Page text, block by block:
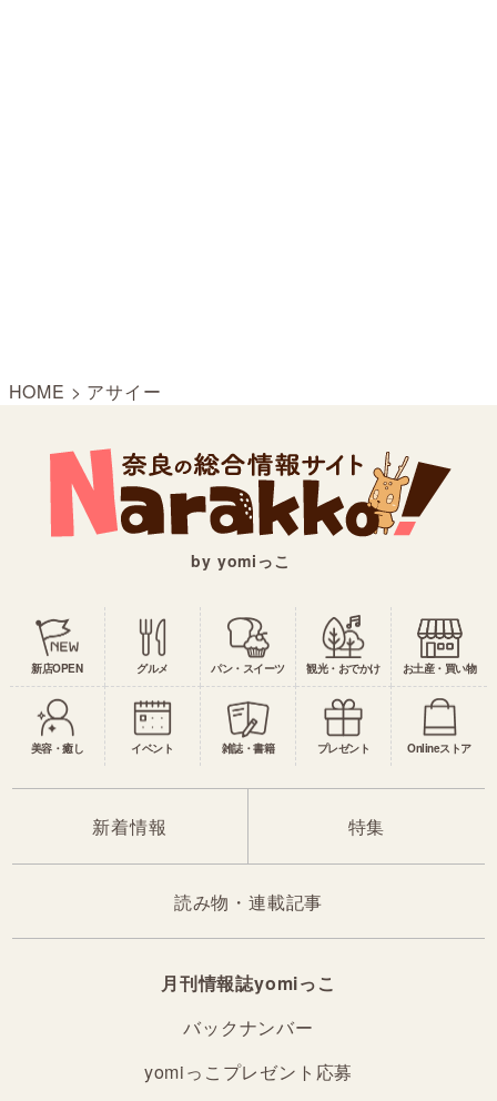
HOME > アサイー
by yomiっこ
新店OPEN グルメ パン・スイーツ 観光・おでかけ お土産・買い物
美容・癒し イベント 雑誌・書籍 プレゼント Onlineストア
新着情報 特集
読み物・連載記事
月刊情報誌yomiっこ
バックナンバー
yomiっこプレゼント応募